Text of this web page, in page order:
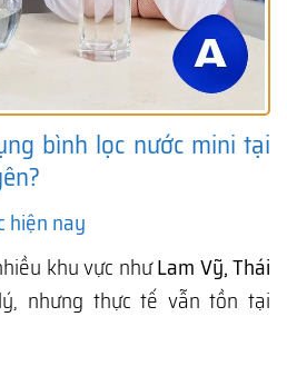
bình lọc nước mini tại
hiện nay
khu vực nhưLam Vỹ, Thái
nhưng thực tế vẫn tồn tại